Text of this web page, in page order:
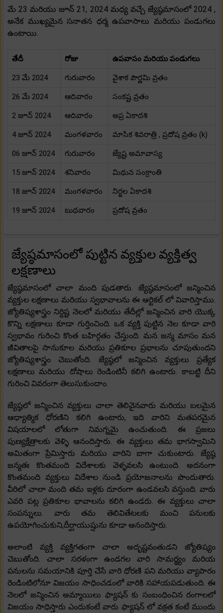
మే 23 మరియు జూన్ 21, 2024 మధ్య వచ్చే జ్యేష్ఠమాసంలో 2024 ,
అనేక ముఖ్యమైన సనాతన ధర్మ ఉపవాసాలు మరియు పండుగలు
ఉంటాయి.
తేదీ రోజు ఉపవాసం మరియు పండుగలు
23 మే 2024 గురువారం వైశాక పౌర్ణమి వ్రతం
26 మే 2024 ఆదివారం సంకష్ట వ్రతం
2 జూన్ 2024 ఆదివారం అప్ర ఏకాదశి
4 జూన్ 2024 మంగళవారం మాసిక శివరాత్రి , ప్రదోష వ్రతం (k)
06 జూన్ 2024 గురువారం జ్యేష్ట అమావాస్య
15 జూన్ 2024 శనివారం మిథున సంక్రాంతి
18 జూన్ 2024 మంగళవారం నిర్జల ఏకాదశి
19 జూన్ 2024 బుధవారం ప్రదోష వ్రతం
జ్యేష్ఠమాసంలో పుట్టిన వ్యక్తుల వ్యక్తిత్వ
లక్షణాలు
జ్యేష్ఠమాసంలో చాలా మంది పుడతారు. జ్యేష్ఠమాసంలో జన్మించిన
వ్యక్తుల లక్షణాలు మరియు స్వభావాలను ఈ ఆర్టికల్ లో వివారిస్తాము.
జ్యోతిష్యశాస్త్రం నిర్దిష్ట నెలలో మరియు తేదీల్లో జన్మించిన వారి యొక్క
కొన్ని లక్షణాలు కూడా గుర్తించింది. ఒక వ్యక్తి పుట్టిన నెల కూడా వారి
స్వభావం గురించి కొంత బహిర్గతం చేస్తుంది. మన జన్మ మాసం మన
జీవితాలపై సానుకూల మరియు ప్రతికూల ప్రభాలను చూపుతుందని
జ్యోతిష్యశాస్త్రం చెబుతోంది. జ్యేష్ఠలో జన్మించిన వ్యక్తులు ప్రత్యేక
లక్షణాలు మరియు దోషాలు రెండింటినీ కలిగి ఉంటారు. కాబట్టి దీని
గురించి వివరంగా తెలుసుకుందాం.
జ్యేష్ఠలో జన్మించిన వ్యక్తులు చాలా తెలివైనవారు మరియు బలమైన
ఆధ్యాత్మిక ధోరణిని కలిగి ఉంటారు, ఇది వారిని మతపరమైన
విషయాలలో లోతుగా నిమగ్నమై ఉంచుతుంది. ఈ ప్రజలు
పుణ్యక్షేత్రాలకు వెళ్ళి ఆనందిస్తారు. ఈ వ్యక్తులు తమ భాగస్వామిని
అమితంగా ప్రేమిస్తారు మరియు వారిని బాగా చుకుంటారు. జ్యేష్ఠ
జన్మతః కొంతమంది విదేశాలకు వెళ్ళవలసి ఉంటుంది. అదనంగా
కొంతమంది వ్యక్తులు విదేశాల నుండి ప్రయోజనాలను పొందుతారు.
వీరిలో చాలా మంది తమ ఇళ్లకు దూరంగా ఉండవలసి వస్తుంది. వారు
ఎవరి పట్ల ప్రతికూల భావాలను కలిగి ఉండరు. ఈ వ్యక్తులు చాలా
సంపన్నులు. వారు తమ తెలివితేటలకు మంచి పనులకు
ఉపయోగించుకుని,దీర్ఘాయుష్షును కూడా ఆనందిస్తారు.
అలాంటి వ్యక్తి వ్యక్తిగతంగా చాలా అదృష్టవంతుడని జ్యోతిష్యం
చెబుతోంది. చాలా సరళంగా ఉండగల వారి సామర్థ్యం మరియ
పనులను సమయానికి పూర్తి చేసే వారి ధోరణి పని మరియు వ్యాపారం
రెండింటిలోనూ విజయం సాధించడంలో వారికి సహాయపడుతుంది. ఈ
నెలలో జన్మించిన అమ్మాయిలు ఫ్యాషన్ కు సంబంధించిన రంగాలలో
విజయం సాధిస్తారు ఎందుకంటే వారు ఫ్యాషన్ లో వక్రత కంటే ముందు